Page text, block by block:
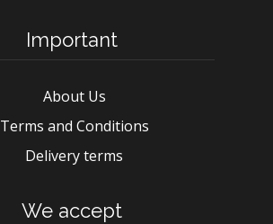
Important
About Us
Terms and Conditions
Delivery terms
We accept